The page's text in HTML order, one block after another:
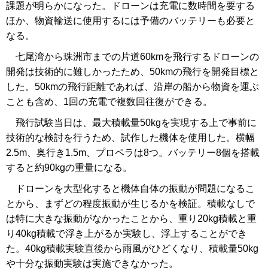
課題が明らかになった。ドローンは充電に数時間を要する
ほか、物資輸送に使用するには予備のバッテリーも必要と
なる。
七尾湾から珠洲市までの片道60kmを飛行するドローンの
開発は技術的に難しかったため、50kmの飛行を開発目標と
した。50kmの飛行距離であれば、沿岸の船から物資を運ぶ
ことも含め、1回の充電で複数回往復ができる。
飛行試験当日は、最大積載量50kgを実現する上で事前に
技術的な検討を行うため、試作した機体を使用した。横幅
2.5m、奥行き1.5m、プロペラは8つ。バッテリー8個を搭載
すると約90kgの重量になる。
ドローンを大型化すると機体自体の振動が問題になるこ
とから、まずどの程度振動が生じるかを検証。積載なしで
は特に大きな振動がなかったことから、重り20kg積載と重
り40kg積載で浮き上がるか実験し、浮上することができ
た。40kg積載実験直後から雨風がひどくなり、積載量50kg
や十分な振動実験は実施できなかった。